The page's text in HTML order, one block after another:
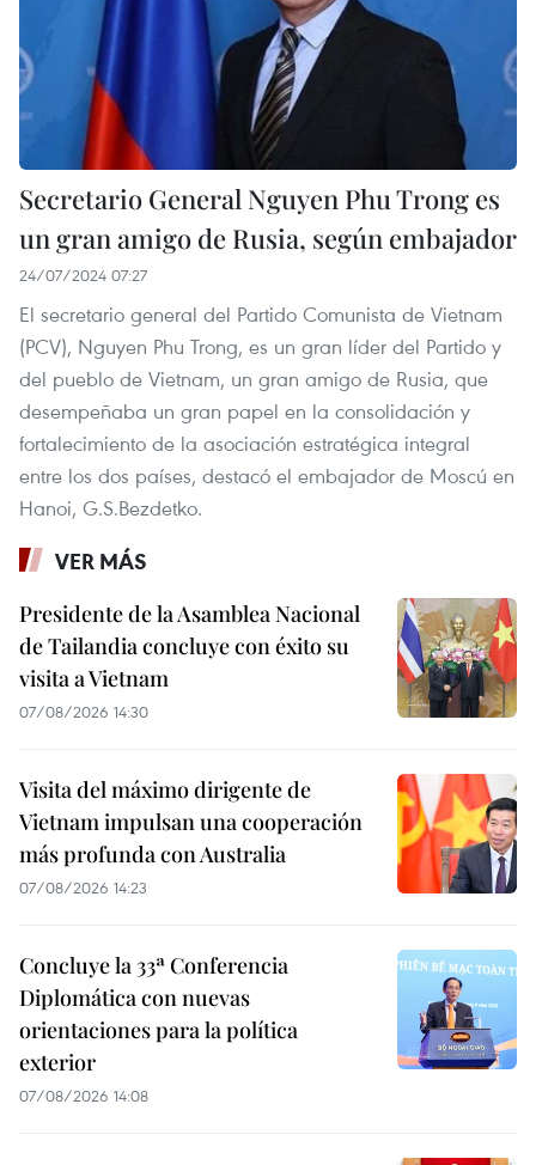
Secretario General Nguyen Phu Trong es
un gran amigo de Rusia, según embajador
24/07/2024 07:27
El secretario general del Partido Comunista de Vietnam
(PCV), Nguyen Phu Trong, es un gran líder del Partido y
del pueblo de Vietnam, un gran amigo de Rusia, que
desempeñaba un gran papel en la consolidación y
fortalecimiento de la asociación estratégica integral
entre los dos países, destacó el embajador de Moscú en
Hanoi, G.S.Bezdetko.
VER MÁS
Presidente de la Asamblea Nacional
de Tailandia concluye con éxito su
visita a Vietnam
07/08/2026 14:30
Visita del máximo dirigente de
Vietnam impulsan una cooperación
más profunda con Australia
07/08/2026 14:23
Concluye la 33ª Conferencia
Diplomática con nuevas
orientaciones para la política
exterior
07/08/2026 14:08